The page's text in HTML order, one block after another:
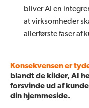
bliver AI en
at virksomheder
allerførste faser af
Konsekvensen er
blandt de kilder, AI
forsvinde ud af
din hjemmeside.